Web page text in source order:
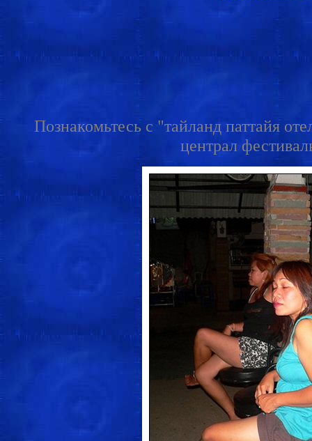
Познакомьтесь с "тайланд паттайя
централ